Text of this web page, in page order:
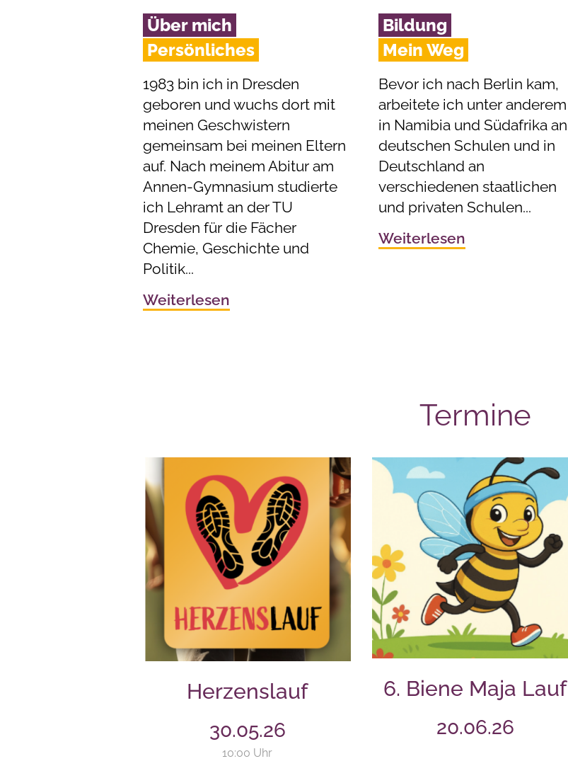
Über mich
Persönliches
1983 bin ich in Dresden
geboren und wuchs dort mit
meinen Geschwistern
gemeinsam bei meinen Eltern
auf. Nach meinem Abitur am
Annen-Gymnasium studierte
ich Lehramt an der TU
Dresden für die Fächer
Chemie, Geschichte und
Politik...
Weiterlesen
Bildung
Mein Weg
Bevor ich nach Berlin kam,
arbeitete ich unter anderem
in Namibia und Südafrika an
deutschen Schulen und in
Deutschland an
verschiedenen staatlichen
und privaten Schulen...
Weiterlesen
Termine
Herzenslauf
30.05.26
10:00 Uhr
6. Biene Maja Lauf
20.06.26